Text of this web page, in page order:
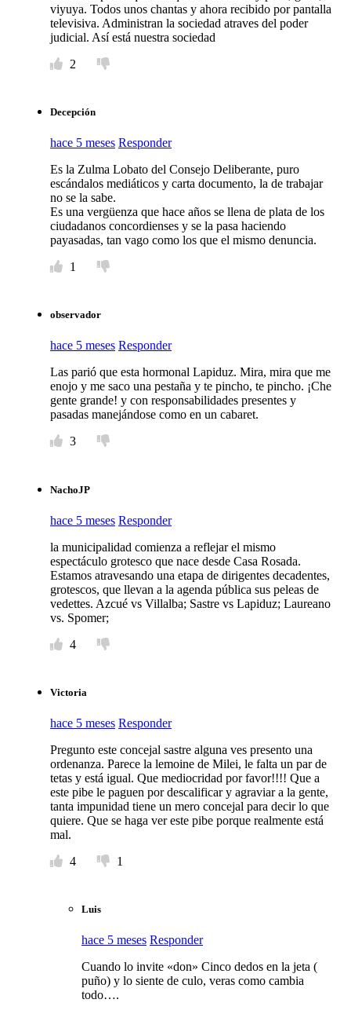
viyuya. Todos unos chantas y ahora recibido por pantalla
televisiva. Administran la sociedad atraves del poder
judicial. Así está nuestra sociedad
2
Decepción
hace 5 meses Responder
Es la Zulma Lobato del Consejo Deliberante, puro
escándalos mediáticos y carta documento, la de trabajar
no se la sabe.
Es una vergüenza que hace años se llena de plata de los
ciudadanos concordienses y se la pasa haciendo
payasadas, tan vago como los que el mismo denuncia.
1
observador
hace 5 meses Responder
Las parió que esta hormonal Lapiduz. Mira, mira que me
enojo y me saco una pestaña y te pincho, te pincho. ¡Che
gente grande! y con responsabilidades presentes y
pasadas manejándose como en un cabaret.
3
NachoJP
hace 5 meses Responder
la municipalidad comienza a reflejar el mismo
espectáculo grotesco que nace desde Casa Rosada.
Estamos atravesando una etapa de dirigentes decadentes,
grotescos, que llevan a la agenda pública sus peleas de
vedettes. Azcué vs Villalba; Sastre vs Lapiduz; Laureano
vs. Spomer;
4
Victoria
hace 5 meses Responder
Pregunto este concejal sastre alguna ves presento una
ordenanza. Parece la lemoine de Milei, le falta un par de
tetas y está igual. Que mediocridad por favor!!!! Que a
este pibe le paguen por descalificar y agraviar a la gente,
tanta impunidad tiene un mero concejal para decir lo que
quiere. Que se haga ver este pibe porque realmente está
mal.
4
1
Luis
hace 5 meses Responder
Cuando lo invite «don» Cinco dedos en la jeta (
puño) y lo siente de culo, veras como cambia
todo….